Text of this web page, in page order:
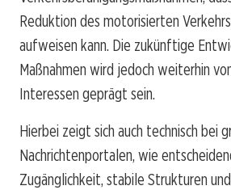
Reduktion des motorisierten
aufweisen kann. Die zukünftige
Maßnahmen wird jedoch weiterhin
Interessen geprägt sein.
Hierbei zeigt sich auch technisch bei
Nachrichtenportalen, wie
Zugänglichkeit, stabile Strukturen